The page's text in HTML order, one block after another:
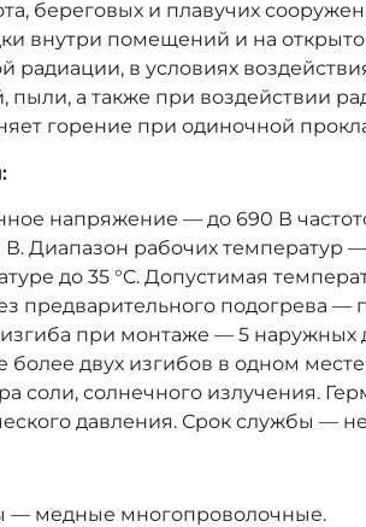
береговых и плавучих
внутри помещений и на
радиации, в условиях
пыли, а также при воздействии
горение при одиночной
напряжение — до 690 В
Диапазон рабочих температур —
до 35 °C. Допустимая
предварительного подогрева —
при монтаже — 5 наружных
двух изгибов в одном
соли, солнечного излучения.
давления. Срок службы —
— медные многопроволочные.